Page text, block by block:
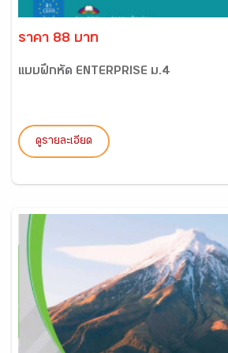
ราคา 88 บาท
แบบฝึกหัด ENTERPRISE ม.4
ดูรายละเอียด